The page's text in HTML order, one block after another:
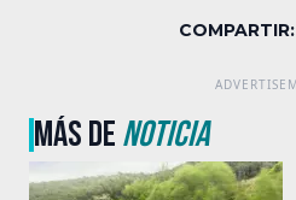
COMPARTIR:
MÁS DENOTICIA